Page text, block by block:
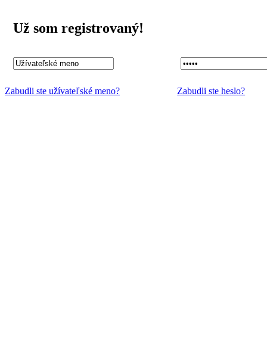
Už som registrovaný!
Zabudli ste užívateľské meno? Zabudli ste heslo?